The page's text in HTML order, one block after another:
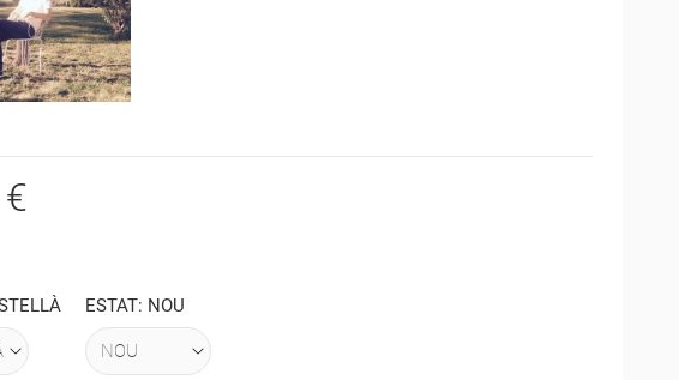
ESTAT: NOU